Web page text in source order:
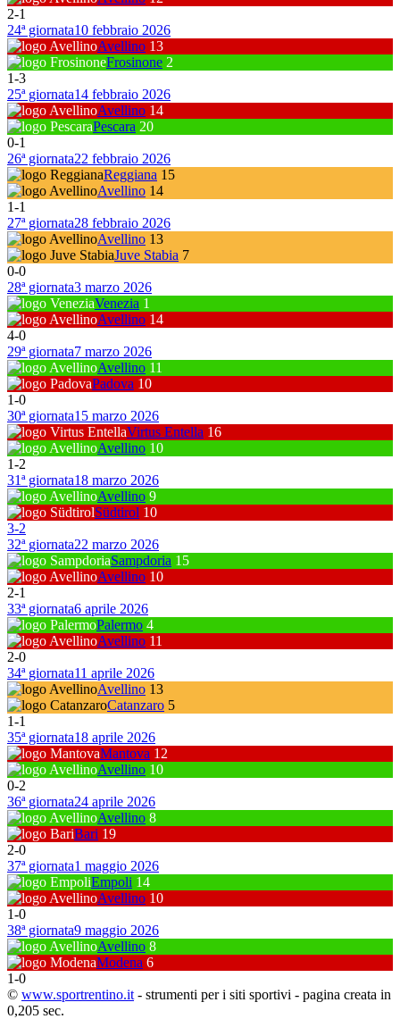
2-1
24ª giornata10 febbraio 2026
Avellino 13
Frosinone 2
1-3
25ª giornata14 febbraio 2026
Avellino 14
Pescara 20
0-1
26ª giornata22 febbraio 2026
Reggiana 15
Avellino 14
1-1
27ª giornata28 febbraio 2026
Avellino 13
Juve Stabia 7
0-0
28ª giornata3 marzo 2026
Venezia 1
Avellino 14
4-0
29ª giornata7 marzo 2026
Avellino 11
Padova 10
1-0
30ª giornata15 marzo 2026
Virtus Entella 16
Avellino 10
1-2
31ª giornata18 marzo 2026
Avellino 9
Südtirol 10
3-2
32ª giornata22 marzo 2026
Sampdoria 15
Avellino 10
2-1
33ª giornata6 aprile 2026
Palermo 4
Avellino 11
2-0
34ª giornata11 aprile 2026
Avellino 13
Catanzaro 5
1-1
35ª giornata18 aprile 2026
Mantova 12
Avellino 10
0-2
36ª giornata24 aprile 2026
Avellino 8
Bari 19
2-0
37ª giornata1 maggio 2026
Empoli 14
Avellino 10
1-0
38ª giornata9 maggio 2026
Avellino 8
Modena 6
1-0
© www.sportrentino.it - strumenti per i siti sportivi - pagina creata in
0,205 sec.